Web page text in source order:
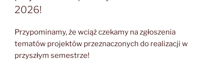
2026!
Przypominamy, że wciąż czekamy na zgłoszenia
tematów projektów przeznaczonych do realizacji w
przyszłym semestrze!